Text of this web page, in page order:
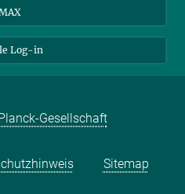
Log-in
Gesellschaft
Sitemap